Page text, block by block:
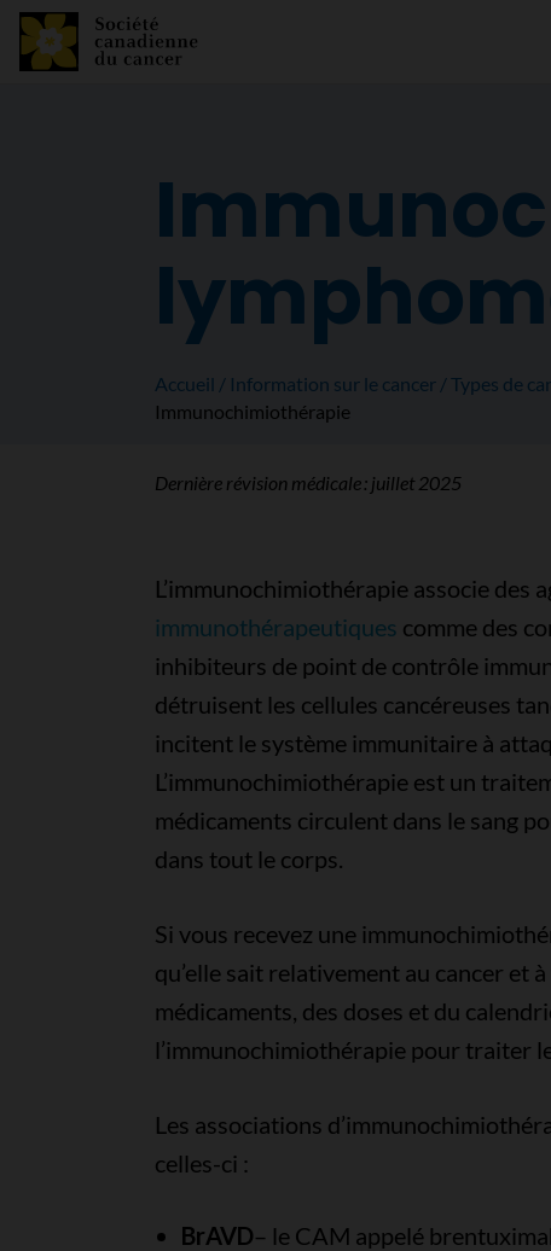
Accueil Information sur le cancer Types de
Immunochimiothérapie
Dernière révision médicale : juillet 2025
L’immunochimiothérapie associe des
immunothérapeutiques comme des
inhibiteurs de point de contrôle
détruisent les cellules cancéreuses
incitent le système immunitaire à
L’immunochimiothérapie est un
médicaments circulent dans le sang
dans tout le corps.
Si vous recevez une
qu’elle sait relativement au cancer et
médicaments, des doses et du
l’immunochimiothérapie pour traiter
Les associations
celles-ci :
BrAVD– le CAM appelé